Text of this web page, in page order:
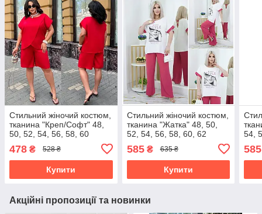
Стильний жіночий костюм,
тканина "Креп/Софт" 48,
50, 52, 54, 56, 58, 60
478 ₴ 528 ₴
Купити
Стильний жіночий костюм,
тканина "Жатка" 48, 50,
52, 54, 56, 58, 60, 62
585₴ 635 ₴
Купити
54,
585
Акційні пропозиції та новинки